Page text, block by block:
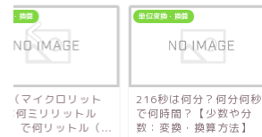
換・換算
（マイクロリット
は何ミリリットル
）で何リットル（...
単位変換・換算
216秒は何分？何分何秒
で何時間？【少数や分
数：変換・換算方法】